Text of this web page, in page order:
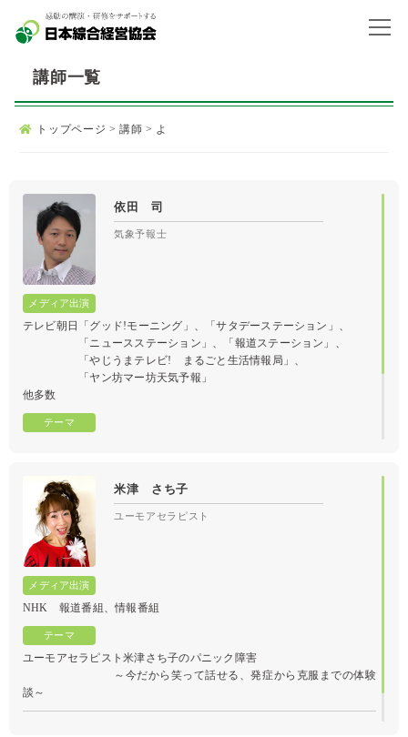
講師一覧
トップページ >講師 > よ
依田 司
気象予報士
テレビ朝日「グッド!モーニング」、「サタデーステーション」、
「ニュースステーション」、「報道ステーション」、
「やじうまテレビ! まるごと生活情報局」、
「ヤン坊マー坊天気予報」
他多数
米津 さち子
ユーモアセラピスト
NHK 報道番組、情報番組
ユーモアセラピスト米津さち子のパニック障害
～今だから笑って話せる、発症から克服までの体験
談～